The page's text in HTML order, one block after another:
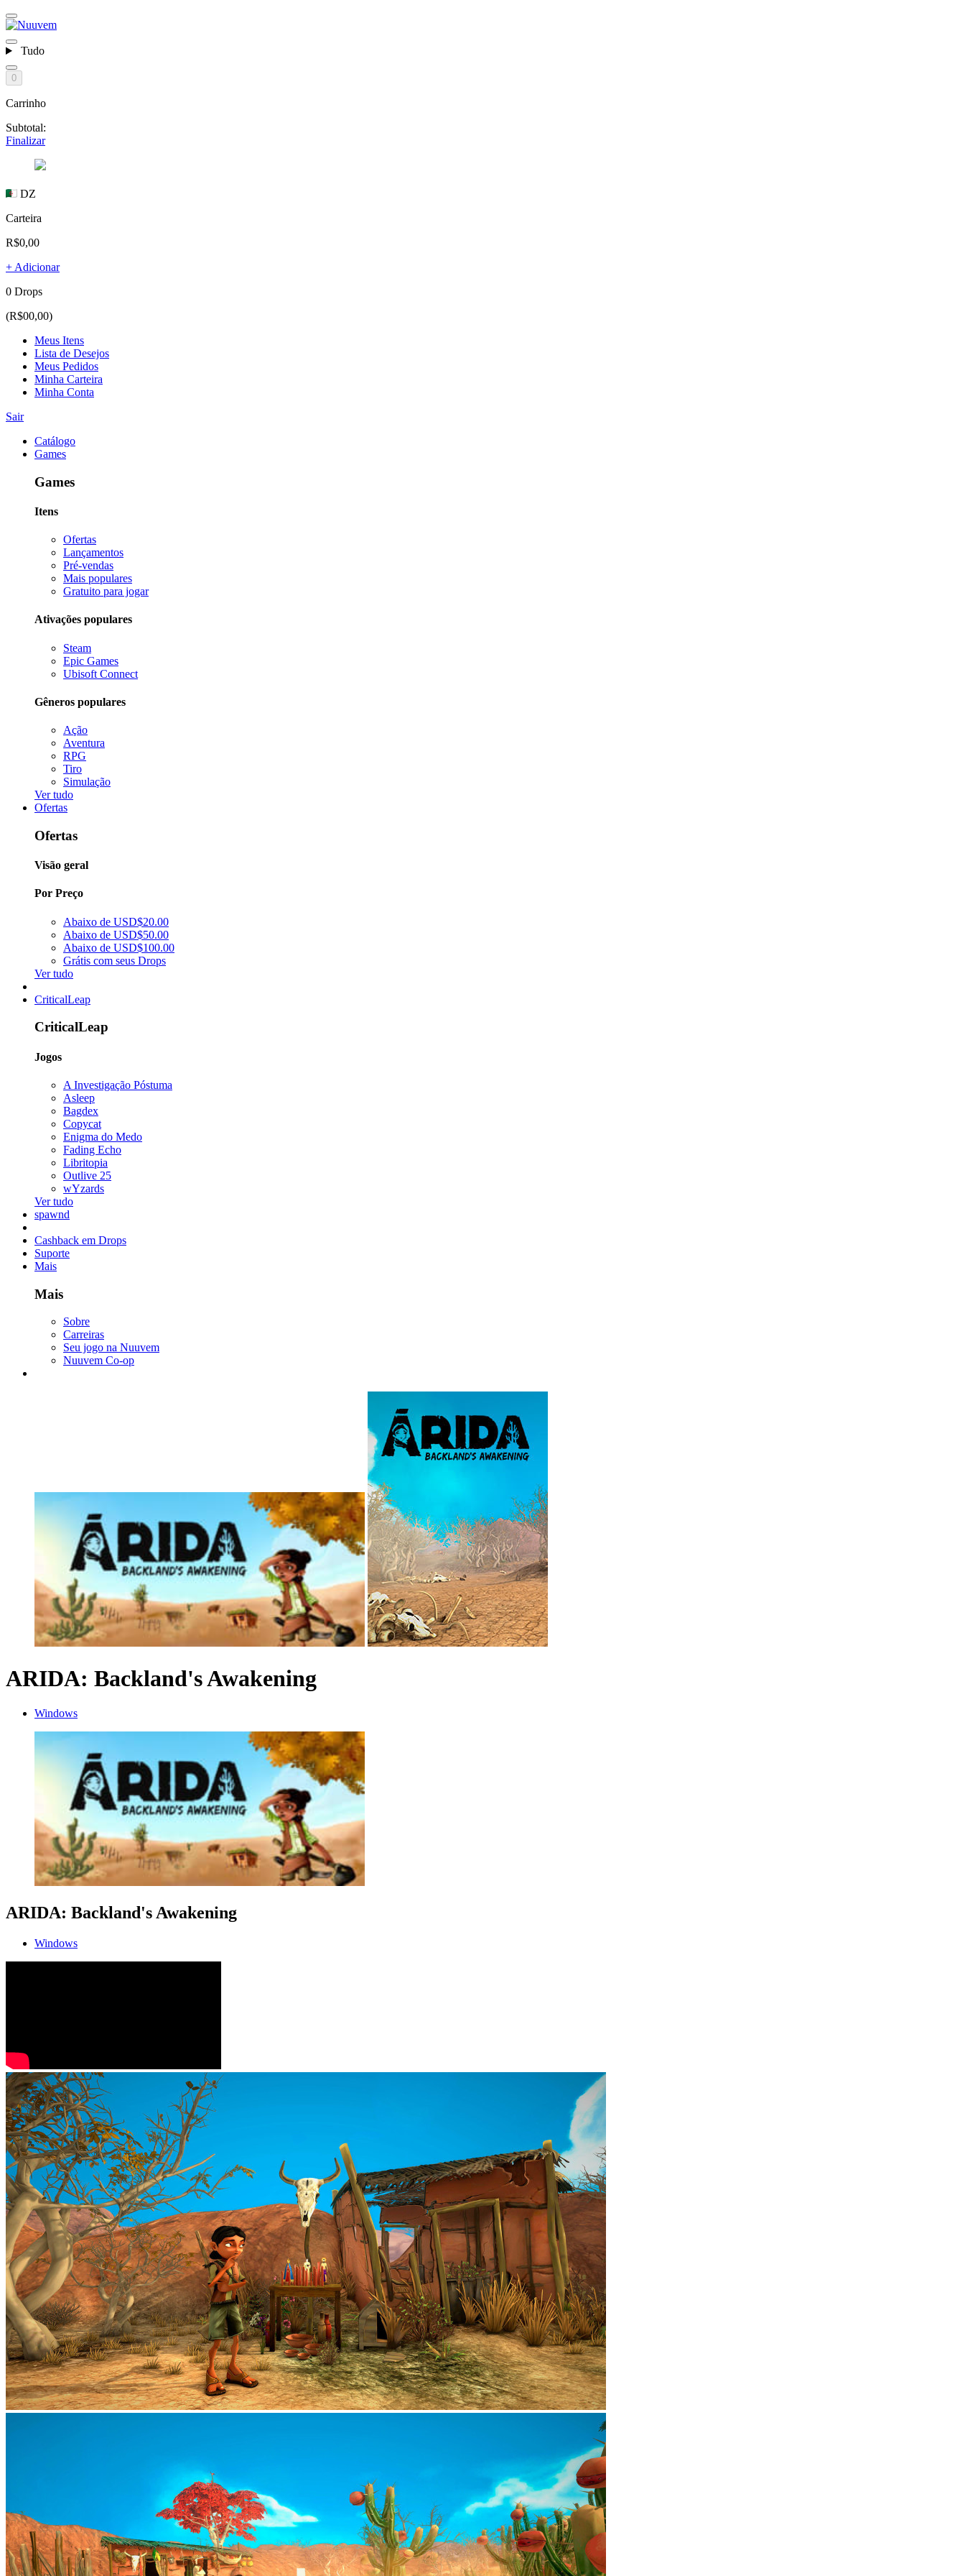
Tudo
0
Carrinho
Subtotal:
Finalizar
DZ
Carteira
R$0,00
+ Adicionar
0 Drops
(R$00,00)
Meus Itens
Lista de Desejos
Meus Pedidos
Minha Carteira
Minha Conta
Sair
Catálogo
Games
Games
Itens
Ofertas
Lançamentos
Pré-vendas
Mais populares
Gratuito para jogar
Ativações populares
Steam
Epic Games
Ubisoft Connect
Gêneros populares
Ação
Aventura
RPG
Tiro
Simulação
Ver tudo
Ofertas
Ofertas
Visão geral
Por Preço
Abaixo de USD$20.00
Abaixo de USD$50.00
Abaixo de USD$100.00
Grátis com seus Drops
Ver tudo
CriticalLeap
CriticalLeap
Jogos
A Investigação Póstuma
Asleep
Bagdex
Copycat
Enigma do Medo
Fading Echo
Libritopia
Outlive 25
wYzards
Ver tudo
spawnd
Cashback em Drops
Suporte
Mais
Mais
Sobre
Carreiras
Seu jogo na Nuuvem
Nuuvem Co-op
ARIDA: Backland's Awakening
Windows
ARIDA: Backland's Awakening
Windows